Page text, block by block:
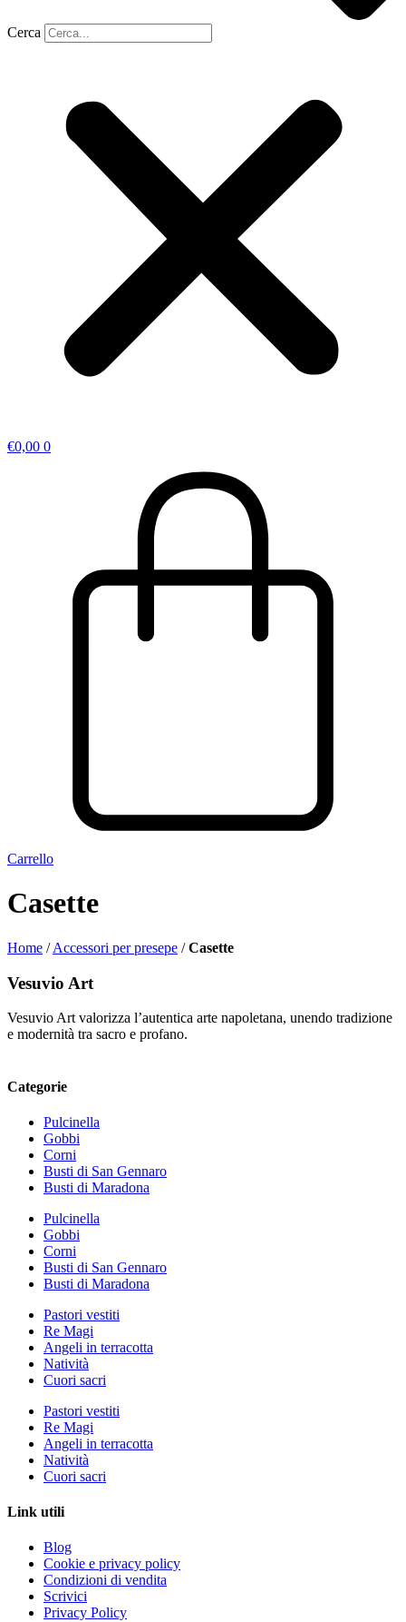
Cerca
€0,00 0
Carrello
Casette
Home /Accessori per presepe /Casette
Vesuvio Art
Vesuvio Art valorizza l’autentica arte napoletana, unendo tradizione
e modernità tra sacro e profano.
Categorie
Pulcinella
Gobbi
Corni
Busti di San Gennaro
Busti di Maradona
Pulcinella
Gobbi
Corni
Busti di San Gennaro
Busti di Maradona
Pastori vestiti
Re Magi
Angeli in terracotta
Natività
Cuori sacri
Pastori vestiti
Re Magi
Angeli in terracotta
Natività
Cuori sacri
Link utili
Blog
Cookie e privacy policy
Condizioni di vendita
Scrivici
Privacy Policy